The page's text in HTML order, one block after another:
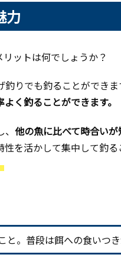
力
ットは何でしょうか？
りでも釣ることができ
く釣ることができます。
他の魚に比べて時合いが
を活かして集中して釣る
。普段は餌への食いつ